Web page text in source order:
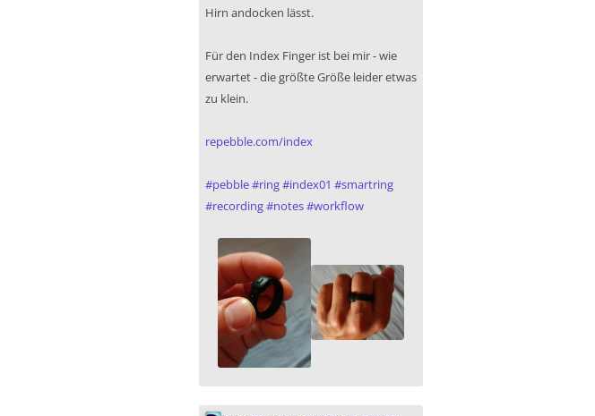
Hirn andocken lässt.
Für den Index Finger ist bei mir - wie
erwartet - die größte Größe leider etwas
zu klein.
repebble.com/index
#pebble#ring#index01 #smartring
#recording#notes#workflow